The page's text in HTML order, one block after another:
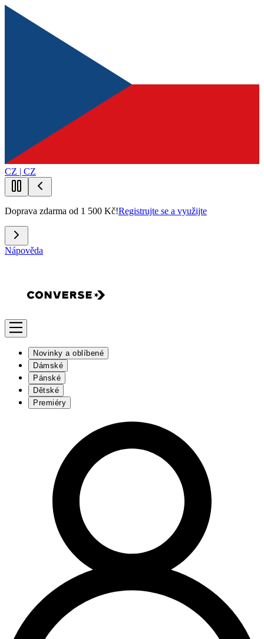
CZ | CZ
Doprava zdarma od 1 500 Kč!Registrujte se a využijte
Nápověda
Novinky a oblíbené
Dámské
Pánské
Dětské
Premiéry